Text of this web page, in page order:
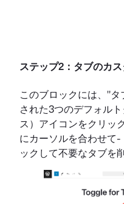
ステップ2：タブのカ
このブロックには、"
された3つのデフォル
ス）アイコンをクリッ
にカーソルを合わせて
ックして不要なタブを